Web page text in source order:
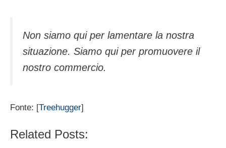
Non siamo qui per lamentare la nostra
situazione. Siamo qui per promuovere il
nostro commercio.
Fonte: [Treehugger]
Related Posts: